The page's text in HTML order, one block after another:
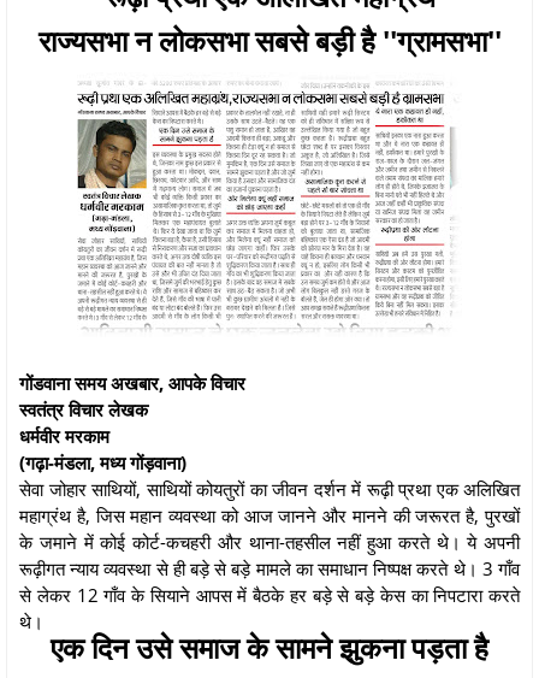
राज्यसभा न लोकसभा सबसे बड़ी है ''ग्रामसभा''
गोंडवाना समय अखबार, आपके विचार
स्वतंत्र विचार लेखक
धर्मवीर मरकाम
(गढ़ा-मंडला, मध्य गोंड़वाना)
सेवा जोहार साथियों, साथियों कोयतुरों का जीवन दर्शन में रूढ़ी प्रथा एक अलिखित
महाग्रंथ है, जिस महान व्यवस्था को आज जानने और मानने की जरूरत है, पुरखों
के जमाने में कोई कोर्ट-कचहरी और थाना-तहसील नहीं हुआ करते थे। ये अपनी
रूढ़ीगत न्याय व्यवस्था से ही बड़े से बड़े मामले का समाधान निष्पक्ष करते थे। 3 गाँव
से लेकर 12 गाँव के सियाने आपस में बैठके हर बड़े से बड़े केस का निपटारा करते
थे।
एक दिन उसे समाज के सामने झुकना पड़ता है